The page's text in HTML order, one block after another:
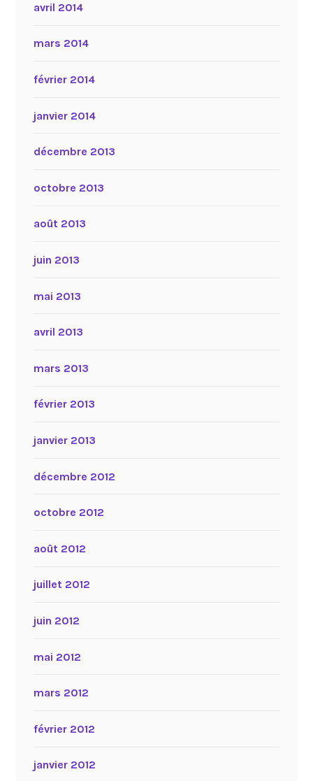
avril 2014
mars 2014
février 2014
janvier 2014
décembre 2013
octobre 2013
août 2013
juin 2013
mai 2013
avril 2013
mars 2013
février 2013
janvier 2013
décembre 2012
octobre 2012
août 2012
juillet 2012
juin 2012
mai 2012
mars 2012
février 2012
janvier 2012